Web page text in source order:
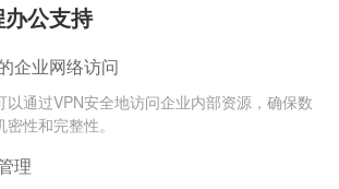
公支持
企业网络访问
以通过VPN安全地访问企业内部资源，确保数
密性和完整性。
理